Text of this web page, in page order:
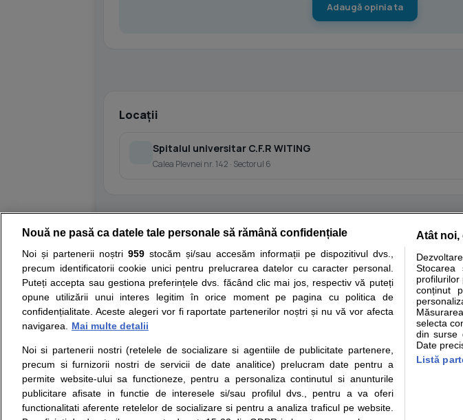
Adaugă opinia ta
Locații
Spitalul universitar C.F.R WITING
Calea Plevnei nr. 142 · Sectorul 6
Resurse: Autoevaluare simptome Interpretare analize Specialitati medicale
Opiniile avizate ale medicilor, sfaturile si orice alte informatii despre sanatate disponibile
nici diagnosticul stabilit in urma investigatiilor si analizelor medicale. Va sfatuim, ca pe
ii punem la dispozitie pentru programare in sistemul de programari la medic Clickmed.
Despre noi
Contact
Intrebari frecvente
Consultanti
medicali
Termeni si conditii
Politica de
confidentialitate
Politica de cookie
Modifica Setarile Cookie
Drepturile consumatorului
Protectia consumatorilor -
ANPC
Solutionarea Alternativa a
Litigiilor
Info consumator: 0800.080.999
Nouă ne pasă ca datele tale personale să rămână confidențiale
Noi și partenerii noștri 959stocăm și/sau accesăm informații pe dispozitivul dvs.,
precum identificatorii cookie unici pentru prelucrarea datelor cu caracter personal.
Puteți accepta sau gestiona preferințele dvs. făcând clic mai jos, respectiv vă puteți
opune utilizării unui interes legitim în orice moment pe pagina cu politica de
confidențialitate. Aceste alegeri vor fi raportate partenerilor noștri și nu vă vor afecta
navigarea.
Mai multe detalii
Noi si partenerii nostri (retelele de socializare si agentiile de publicitate partenere,
precum si furnizorii nostri de servicii de date analitice) prelucram date pentru a
permite website-ului sa functioneze, pentru a personaliza continutul si anunturile
publicitare afisate in functie de interesele si/sau profilul dvs., pentru a va oferi
functionalitati aferente retelelor de socializare si pentru a analiza traficul pe website.
Atât noi,
Stocarea
profilurilor
conținut
selecta
din surse
Date
Listă